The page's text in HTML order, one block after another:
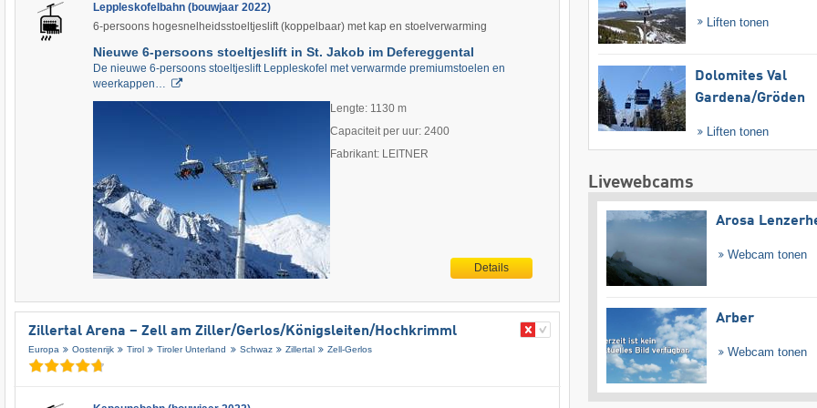
Leppleskofelbahn (bouwjaar 2022)
6-persoons hogesnelheidsstoeltjeslift (koppelbaar) met kap en stoelverwarming
Nieuwe 6-persoons stoeltjeslift in St. Jakob im Defereggental
De nieuwe 6-persoons stoeltjeslift Leppleskofel met verwarmde premiumstoelen en
weerkappen…
Lengte: 1130 m
Capaciteit per uur: 2400
Fabrikant: LEITNER
Details
Zillertal Arena – Zell am Ziller/​Gerlos/​Königsleiten/​Hochkrimml
Europa Oostenrijk Tirol Tiroler Unterland Schwaz Zillertal Zell-Gerlos
Liften tonen
Dolomites Val
Gardena/​Gröden
Liften tonen
Livewebcams
Arosa
Webcam tonen
Arber
Webcam tonen